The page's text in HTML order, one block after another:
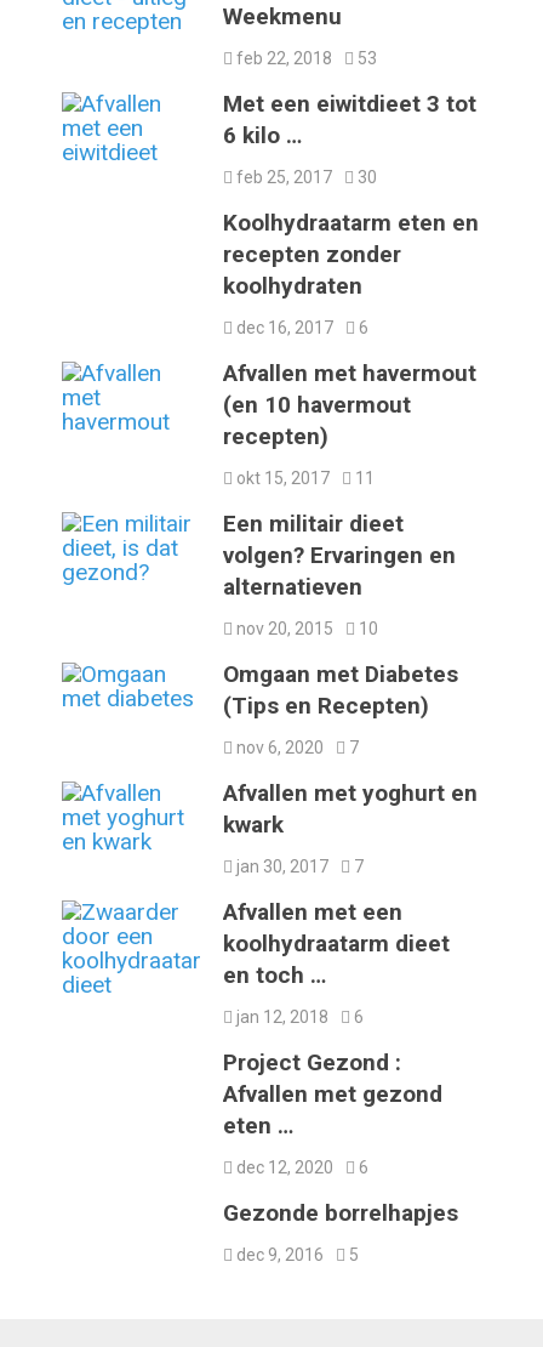
Weekmenu
feb 22, 2018 53
Met een eiwitdieet 3 tot
6 kilo …
feb 25, 2017 30
Koolhydraatarm eten en
recepten zonder
koolhydraten
dec 16, 2017 6
Afvallen met havermout
(en 10 havermout
recepten)
okt 15, 2017 11
Een militair dieet
volgen? Ervaringen en
alternatieven
nov 20, 2015 10
Omgaan met Diabetes
(Tips en Recepten)
nov 6, 2020 7
Afvallen met yoghurt en
kwark
jan 30, 2017 7
Afvallen met een
koolhydraatarm dieet
en toch …
jan 12, 2018 6
Project Gezond :
Afvallen met gezond
eten …
dec 12, 2020 6
Gezonde borrelhapjes
dec 9, 2016 5